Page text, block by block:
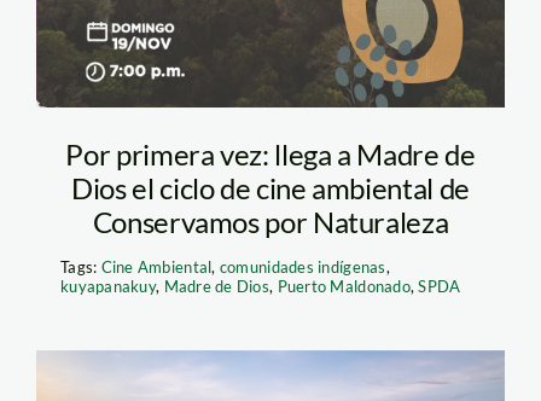
Por primera vez: llega a Madre de
Dios el ciclo de cine ambiental de
Conservamos por Naturaleza
Tags: Cine Ambiental, comunidades indígenas,
kuyapanakuy, Madre de Dios, Puerto Maldonado,SPDA